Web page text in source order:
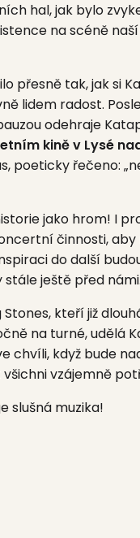
hal, jak bylo
na scéně
přesně tak, jak si
lidem radost.
odehraje
kině v Lysé
poeticky řečeno:
jako hrom! I
činnosti,
do další
ještě před námi.
Stones, kteří již
na turné, udělá
chvíli, když bude
všichni vzájemně
slušná muzika!